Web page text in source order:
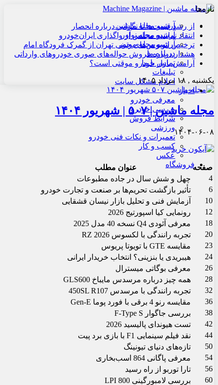
آرشیو مجله ماشین
آرشیو مجله نوآور
آرشیو مجله موتور
درباره ما
تماس با ما
تبلیغات
اعلام مشکل سایت
اخبار
معرفی خودرو
بررسی خودرو
شرایط فروش
ورزشی
تعمیرات و نکات فنی خودرو
کسب و کار
عکس
فروشگاه
تازه‌ها
از رشد قیمت‌ها تا نگرانی درباره انحصار
انتقاد نماینده مجلس از واگذاری ایران‌خودرو
ترخیص اتوبوس‌های چینی تهران از گمرک فرودگاه امام
هشدار درباره فروش حواله‌های صوری خودروهای وارداتی
آرامش بازار خودرو موقتی است؟
یکشنبه , ۱۸ مرداد ۱۴۰۵
مجله ماشین | ۵۰۷ | شهریور ۱۴۰۴
۱۴۰۴-۰۶-۰۸
صفحه
عنوان مطلب
4
چهل و شش سال در جاده مطبوعات
6
تأثیر بازگشت تحریم‌ها بر صنعت و تجارت خودرو
10
آزمایش فنی و تحلیل بازار نیسان قشقایی
12
رونمایی کیا اسپورتیج 2026
18
معرفی آئودی Q4 نسخه 40 مدل 2025
20
تجربه رانندگی با لکسوس RZ 2026
23
مقایسه GTE با تویوتا پریوس
24
هیبریدی یا بنزینی؟ انتخاب خریدار ایرانی
26
معرفی بوگاتی میسترال
28
همه چیز درباره مرسدس مایباخ GLS600
32
تجربه رانندگی با مرسدس 450SL R107
36
مقایسه رنو 4 برقی با فورد پوما Gen-E
38
بررسی جاگوار F-Type S
42
تست هیوندای پالیسید 2026
44
نقد فیلم سینمایی F1 با بازی برد پیت
50
تازه‌های دنیای تیونینگ
54
معرفی پاگانی 864 اسب‌بخاری
56
تارا توربو از راه رسید
60
بررسی لامبورگینی LPI 800